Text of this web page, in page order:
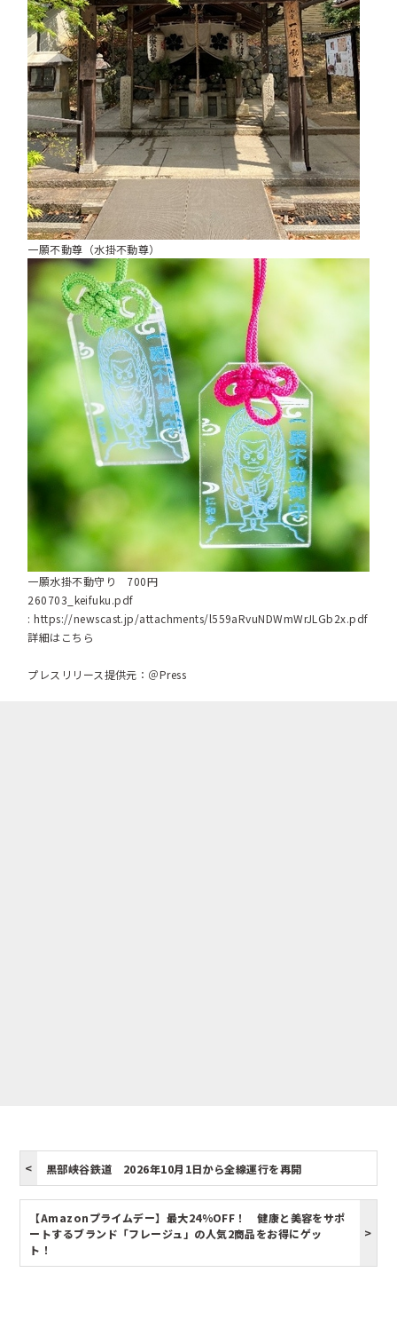
一願不動尊（水掛不動尊）
一願水掛不動守り 700円
260703_keifuku.pdf
:https://newscast.jp/attachments/l559aRvuNDWmWrJLGb2x.pdf
詳細はこちら
プレスリリース提供元：＠Press
黒部峡谷鉄道 2026年10月1日から全線運行を再開
【Amazonプライムデー】最大24%OFF！ 健康と美容をサポ
ートするブランド「フレージュ」の人気2商品をお得にゲッ
ト！